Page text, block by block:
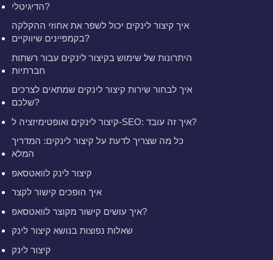
הדיגיטלי?
איך קיצור לינקים יכול לשפר את אחוזי ההקלקה
בקמפיינים שיווקיים?
היתרונות של שימוש בקיצור לינקים עבור רשתות
חברתיות
איך לבחור שירות קיצור לינקים שמתאים לצרכים
שלכם?
קיצור לינקים ואופטימיזציה ל-SEO: איך זה עובד?
כל מה שצריך לדעת על קיצור לינקים: המדריך
המלא
קיצור לינק לוואטסאפ
איך הופכים קישור לקצר
איך עושים קישור מקוצר לוואטסאפ?
שאלות נפוצות בנושא קיצור לינק
קיצור לינק